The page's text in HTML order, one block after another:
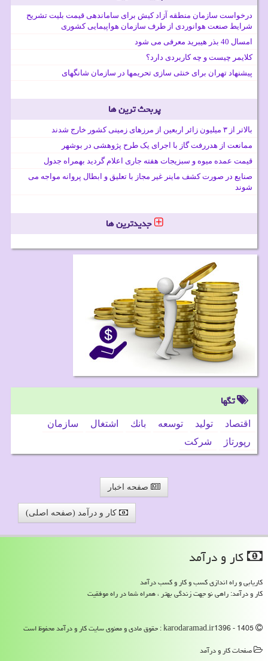
درخواست سازمان منطقه آزاد کیش برای ساماندهی قیمت بلیت تشریح
شرایط صنعت هوانوردی از طرف سازمان هواپیمایی کشوری
امسال 40 بذر هیبرید معرفی می شود
کلایمر چیست و چه کاربردی دارد؟
پیشنهاد تهران برای خنثی سازی تحریمها در سازمان شانگهای
پربحث ترین ها
بالاتر از ۳ میلیون زائر اربعین از مرزهای زمینی کشور خارج شدند
ممانعت از هدررفت گاز با اجرای یک طرح پژوهشی در بوشهر
قیمت عمده میوه و سبزیجات هفته جاری اعلام گردید بهمراه جدول
صنایع در صورت کشف ماینر غیر مجاز با تعلیق و ابطال پروانه مواجه می
شوند
جدیدترین ها
تگها
اقتصاد تولید توسعه بانك اشتغال
سازمان
رپورتاژ
شركت
صفحه اخبار
کار و درآمد (صفحه اصلی)
كار و درآمد
کاریابی و راه اندازی کسب و کار و کسب درآمد
کار و درآمد: راهی نو جهت زندگی بهتر ، همراه شما در راه موفقیت
صفحات كار و درآمد